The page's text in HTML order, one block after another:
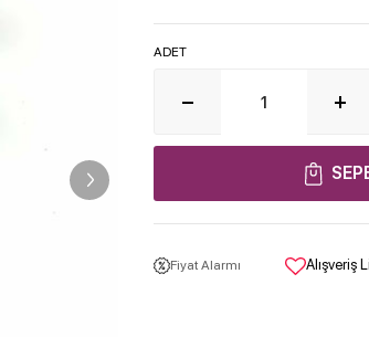
ADET
Fiyat Alarmı Alışveriş